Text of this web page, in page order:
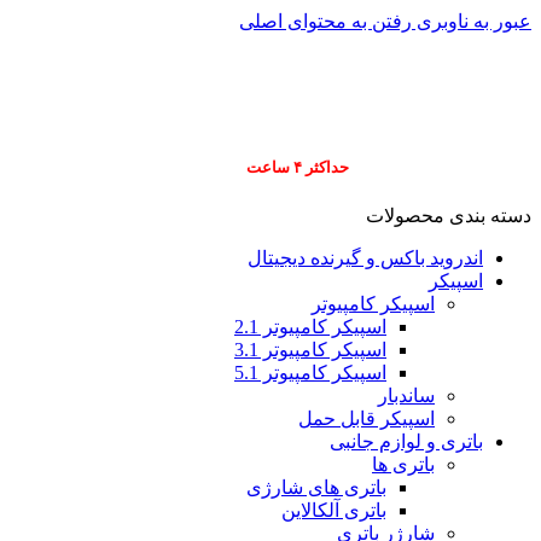
عبور به ناوبری رفتن به محتوای اصلی
حداکثر ۴ ساعت
دسته بندی محصولات
اندروید باکس و گیرنده دیجیتال
اسپیکر
اسپیکر کامپیوتر
اسپیکر کامپیوتر 2.1
اسپیکر کامپیوتر 3.1
اسپیکر کامپیوتر 5.1
ساندبار
اسپیکر قابل حمل
باتری و لوازم جانبی
باتری ها
باتری های شارژی
باتری آلکالاین
شارژر باتری